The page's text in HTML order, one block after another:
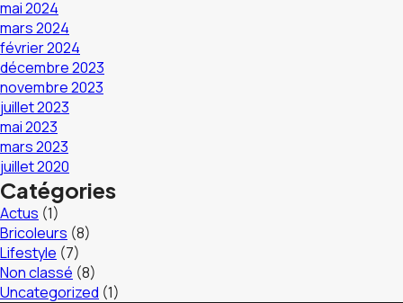
mai 2024
mars 2024
février 2024
décembre 2023
novembre 2023
juillet 2023
mai 2023
mars 2023
juillet 2020
Catégories
Actus (1)
Bricoleurs (8)
Lifestyle (7)
Non classé (8)
Uncategorized (1)